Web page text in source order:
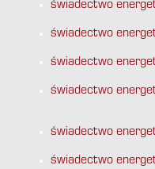
świadectwo
świadectwo
świadectwo
świadectwo
świadectwo
świadectwo